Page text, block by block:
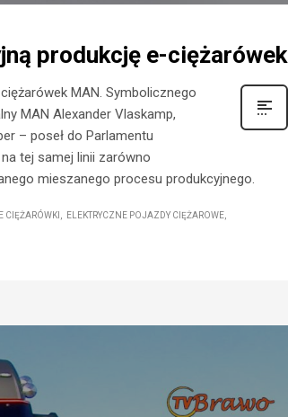
produkcję e-ciężarówek
MAN. Symbolicznego
MAN Alexander Vlaskamp,
– poseł do Parlamentu
tej samej linii zarówno
mieszanego procesu produkcyjnego.
CIĘŻARÓWKI
ELEKTRYCZNE POJAZDY CIĘŻAROWE